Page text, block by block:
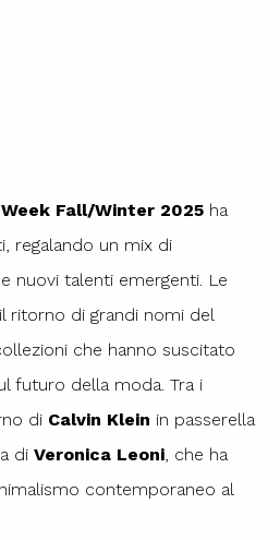
Fall/Winter 2025 ha
regalando un mix di
nuovi talenti emergenti. Le
ritorno di grandi nomi del
che hanno suscitato
futuro della moda. Tra i
di Calvin Klein in passerella
di Veronica Leoni , che ha
contemporaneo al